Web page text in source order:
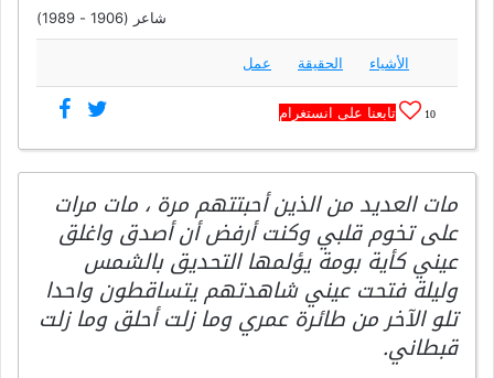
شاعر (1906 - 1989)
الأشياء الحقيقة عمل
10 تابعنا على انستغرام
مات العديد من الذين أحبتتهم مرة ، مات مرات
على تخوم قلبي وكنت أرفض أن أصدق واغلق
عيني كأية بومة يؤلمها التحديق بالشمس
وليلة فتحت عيني شاهدتهم يتساقطون واحدا
تلو الآخر من طائرة عمري وما زلت أحلق وما زلت
قبطاني.